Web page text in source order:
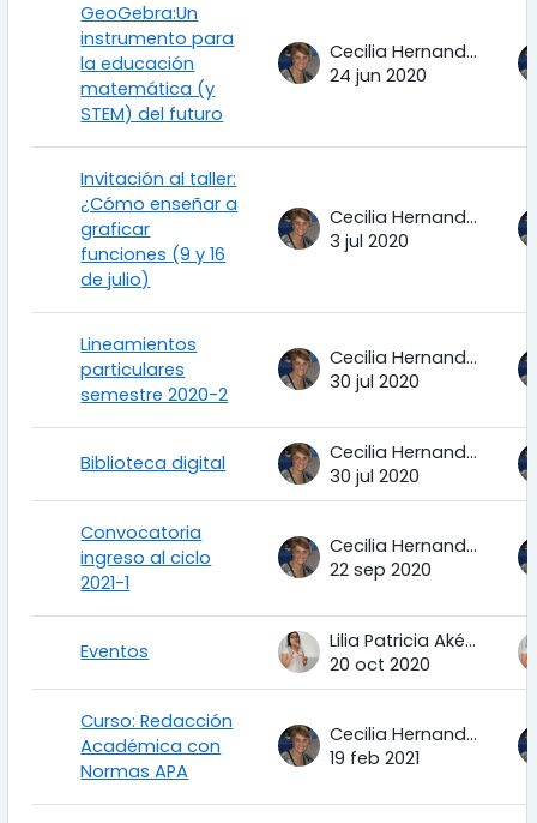
GeoGebra:Un
instrumento para
la educación
matemática (y
STEM) del futuro
Cecilia Hernandez Garciadiego
24 jun 2020
Invitación al taller:
¿Cómo enseñar a
graficar
funciones (9 y 16
de julio)
Cecilia Hernandez Garciadiego
3 jul 2020
Lineamientos
particulares
semestre 2020-2
Cecilia Hernandez Garciadiego
30 jul 2020
Biblioteca digital
Cecilia Hernandez Garciadiego
30 jul 2020
Convocatoria
ingreso al ciclo
2021-1
Cecilia Hernandez Garciadiego
22 sep 2020
Eventos
Lilia Patricia Aké Tec
20 oct 2020
Curso: Redacción
Académica con
Normas APA
Cecilia Hernandez Garciadiego
19 feb 2021